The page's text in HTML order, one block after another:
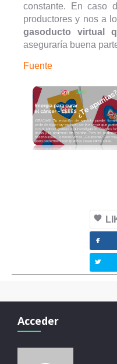
constante. En caso
productores y nos a
gasoducto virtual
aseguraría buena
Fuente
facebook
twitterbird
Acceder